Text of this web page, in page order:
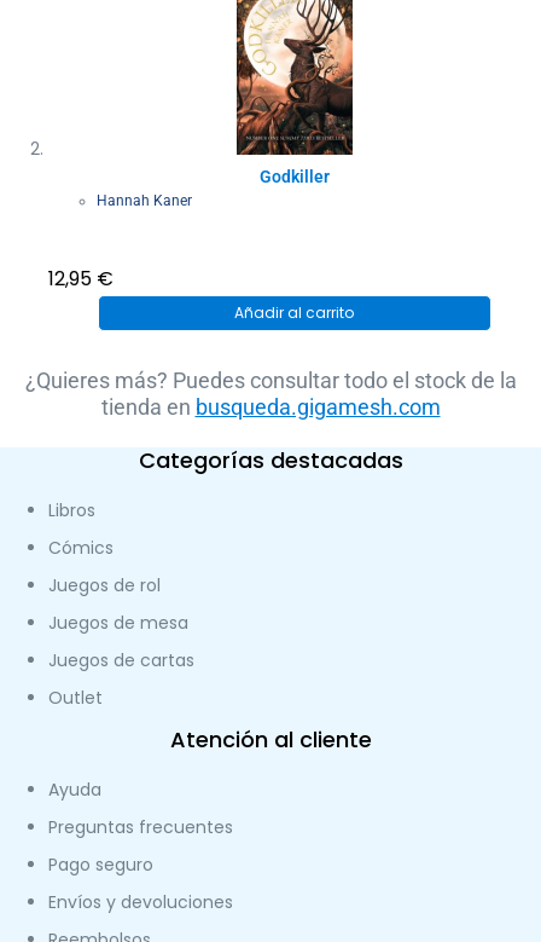
Godkiller
Hannah Kaner
12,95 €
Añadir al carrito
¿Quieres más? Puedes consultar todo el stock de la
tienda en busqueda.gigamesh.com
Categorías destacadas
Libros
Cómics
Juegos de rol
Juegos de mesa
Juegos de cartas
Outlet
Atención al cliente
Ayuda
Preguntas frecuentes
Pago seguro
Envíos y devoluciones